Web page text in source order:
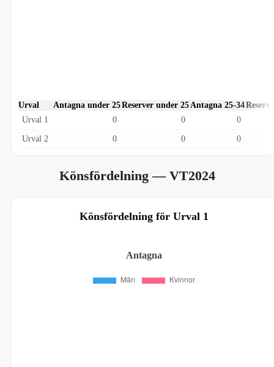
Urval Antagna under 25Reserver under 25 Antagna 25-34
Urval 1
0 0 0
Urval 2 0 0 0
Könsfördelning— VT2024
Könsfördelning för Urval 1
Antagna